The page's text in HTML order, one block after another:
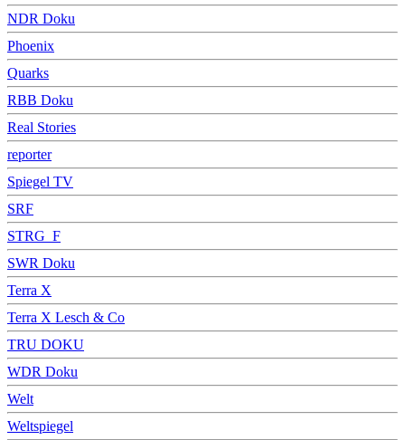
NDR Doku
Phoenix
Quarks
RBB Doku
Real Stories
reporter
Spiegel TV
SRF
STRG_F
SWR Doku
Terra X
Terra X Lesch & Co
TRU DOKU
WDR Doku
Welt
Weltspiegel